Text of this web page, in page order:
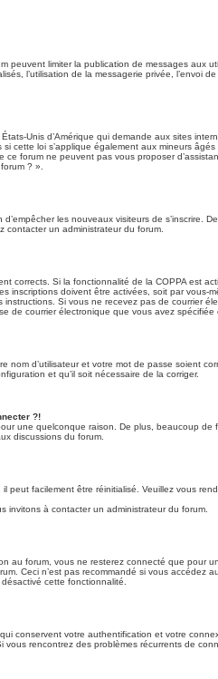
peuvent limiter la publication de messages
l’utilisation de la messagerie privée, l’envoi
Unis d’Amérique qui demande aux sites
cette loi s’applique également aux mineurs
forum ne peuvent pas vous proposer
? ».
les nouveaux visiteurs de
contacter un administrateur du forum.
corrects. Si la fonctionnalité de la COPPA est
inscriptions doivent être activées, soit par
Si vous ne recevez pas de courrier
de courrier électronique que vous avez
nom d’utilisateur et votre mot de passe soient
et qu’il soit nécessaire de la corriger.
?!
une quelconque raison. De plus, beaucoup
discussions du forum.
facilement être réinitialisé. Veuillez vous
invitons à contacter un administrateur du forum.
forum, vous ne resterez connecté que pour
Ceci n’est pas recommandé si vous
cette fonctionnalité.
conservent votre authentification et votre
rencontrez des problèmes récurrents de